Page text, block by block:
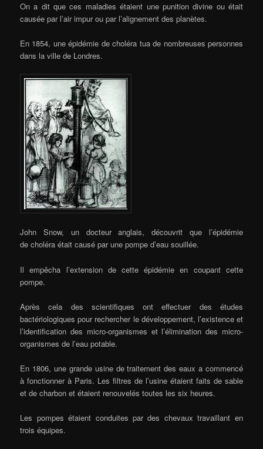
On a dit que ces maladies étaient une punition divine ou était
causée par l’air impur ou par l’alignement des planètes.
En 1854, une épidémie de choléra tua de nombreuses personnes
dans la ville de Londres.
John Snow, un docteur anglais, découvrit que l’épidémie
de choléra était causé par une pompe d’eau souillée.
Il empêcha l’extension de cette épidémie en coupant cette
pompe.
Après cela des scientifiques ont effectuer des études
bactériologiques pour rechercher le développement, l’existence et
l’identification des micro-organismes et l’élimination des micro-
organismes de l’eau potable.
En 1806, une grande usine de traitement des eaux a commencé
à fonctionner à Paris. Les filtres de l’usine étaient faits de sable
et de charbon et étaient renouvelés toutes les six heures.
Les pompes étaient conduites par des chevaux travaillant en
trois équipes.